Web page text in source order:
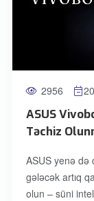
2956
ASUS
Təchiz
ASUS yenə də
gələcək artıq
olun – süni